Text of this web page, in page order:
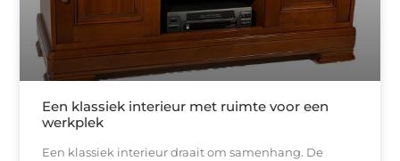
Een klassiek interieur met ruimte voor een
werkplek
Een klassiek interieur draait om samenhang. De